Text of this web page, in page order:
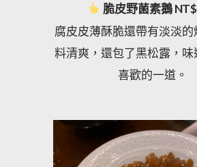
脆皮野菌素鵝
腐皮皮薄酥脆還帶有淡淡的
料清爽，還包了黑松露，味
喜歡的一道。